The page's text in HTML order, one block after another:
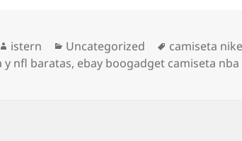
Autor
istern Categorías
Uncategorized Etiquetas
camiseta
y nfl baratas, ebay boogadget camiseta nba